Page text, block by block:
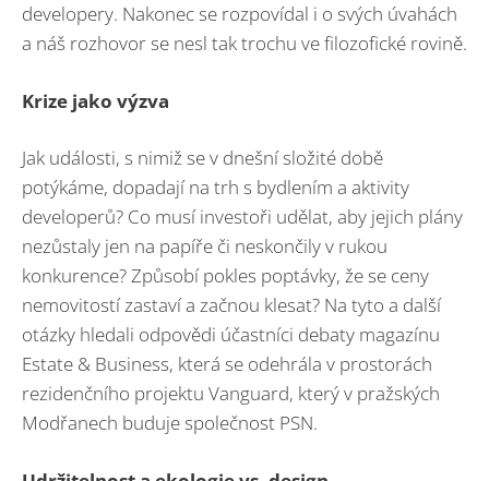
developery. Nakonec se rozpovídal i o svých úvahách
a náš rozhovor se nesl tak trochu ve filozofické rovině.
Krize jako výzva
Jak události, s nimiž se v dnešní složité době
potýkáme, dopadají na trh s bydlením a aktivity
developerů? Co musí investoři udělat, aby jejich plány
nezůstaly jen na papíře či neskončily v rukou
konkurence? Způsobí pokles poptávky, že se ceny
nemovitostí zastaví a začnou klesat? Na tyto a další
otázky hledali odpovědi účastníci debaty magazínu
Estate & Business, která se odehrála v prostorách
rezidenčního projektu Vanguard, který v pražských
Modřanech buduje společnost PSN.